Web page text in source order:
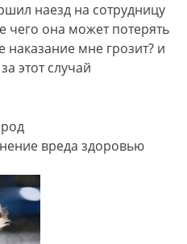
наезд на сотрудницу
чего она может потерять
наказание мне грозит? и
этот случай
вреда здоровью